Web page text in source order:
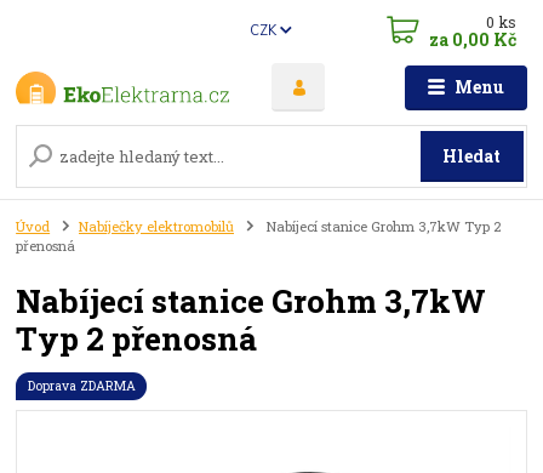
Menu
CZK
Hledat
0ks
za 0,00 Kč
Úvod Nabíječky elektromobilů
Nabíjecí stanice Grohm 3,7kW Typ 2
přenosná
Nabíjecí stanice Grohm 3,7kW
Typ 2 přenosná
Doprava ZDARMA